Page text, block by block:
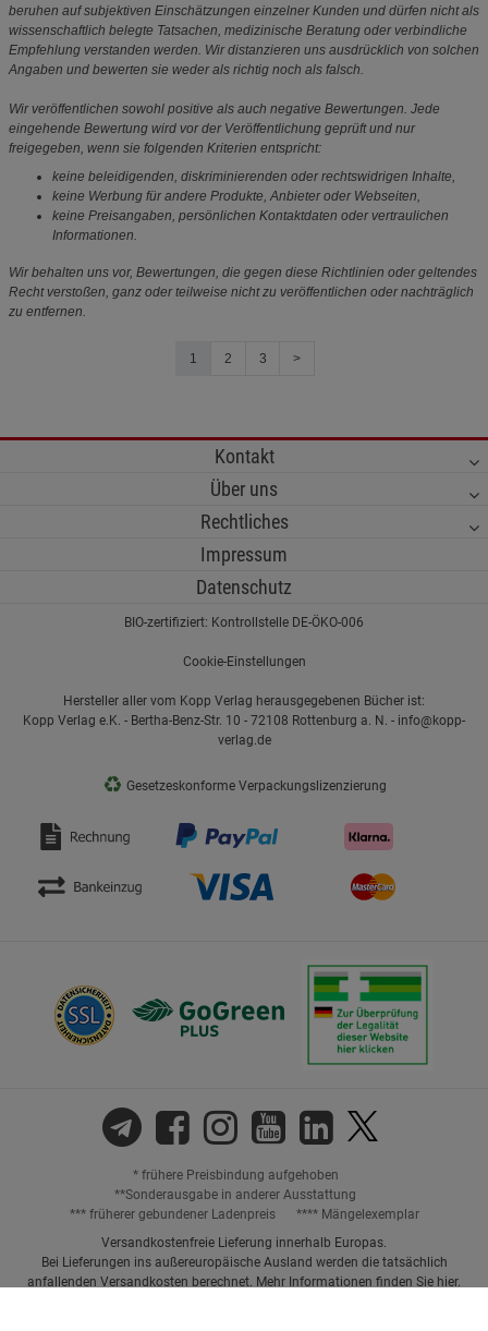
beruhen auf subjektiven Einschätzungen einzelner Kunden und dürfen nicht als
wissenschaftlich belegte Tatsachen, medizinische Beratung oder verbindliche
Empfehlung verstanden werden. Wir distanzieren uns ausdrücklich von solchen
Angaben und bewerten sie weder als richtig noch als falsch.
Wir veröffentlichen sowohl positive als auch negative Bewertungen. Jede
eingehende Bewertung wird vor der Veröffentlichung geprüft und nur
freigegeben, wenn sie folgenden Kriterien entspricht:
keine beleidigenden, diskriminierenden oder rechtswidrigen Inhalte,
keine Werbung für andere Produkte, Anbieter oder Webseiten,
keine Preisangaben, persönlichen Kontaktdaten oder vertraulichen
Informationen.
Wir behalten uns vor, Bewertungen, die gegen diese Richtlinien oder geltendes
Recht verstoßen, ganz oder teilweise nicht zu veröffentlichen oder nachträglich
zu entfernen.
1 2 3 >
Kontakt
Über uns
Rechtliches
Impressum
Datenschutz
BIO-zertifiziert: Kontrollstelle DE-ÖKO-006
Cookie-Einstellungen
Hersteller aller vom Kopp Verlag herausgegebenen Bücher ist:
Kopp Verlag e.K. - Bertha-Benz-Str. 10 - 72108 Rottenburg a. N. - info@kopp-
verlag.de
♻ Gesetzeskonforme Verpackungslizenzierung
* frühere Preisbindung aufgehoben
**Sonderausgabe in anderer Ausstattung
*** früherer gebundener Ladenpreis
**** Mängelexemplar
Versandkostenfreie Lieferung innerhalb Europas.
Bei Lieferungen ins außereuropäische Ausland werden die tatsächlich
anfallenden Versandkosten berechnet. Mehr Informationen finden Sie hier.